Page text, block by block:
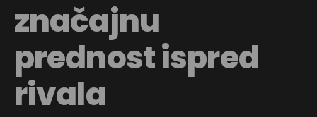
značajnu
prednost ispred
rivala